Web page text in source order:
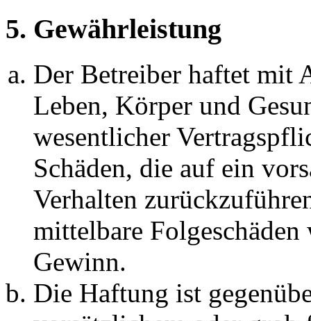
5. Gewährleistung
Der Betreiber haftet mit
Leben, Körper und
wesentlicher
Schäden, die auf ein
Verhalten
mittelbare Folgeschäden
Gewinn.
Die Haftung ist